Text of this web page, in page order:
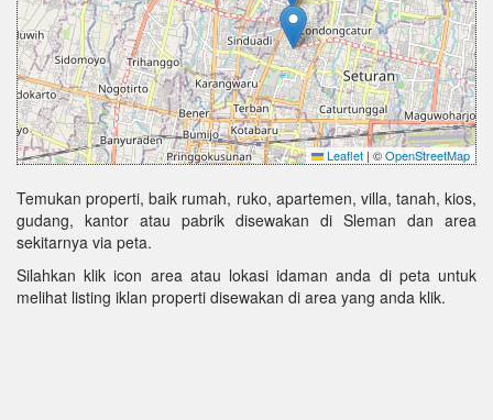
Leaflet | ©OpenStreetMap
Temukan properti, baik rumah, ruko, apartemen, villa, tanah, kios,
gudang, kantor atau pabrik disewakan di Sleman dan area
sekitarnya via peta.
Silahkan klik icon area atau lokasi idaman anda di peta untuk
melihat listing iklan properti disewakan di area yang anda klik.